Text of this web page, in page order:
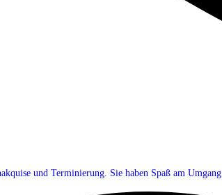
und Terminierung. Sie haben Spaß am